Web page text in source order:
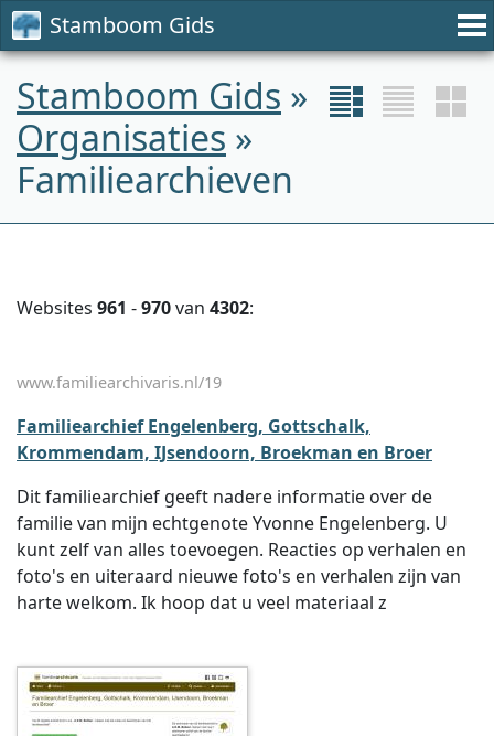
Stamboom Gids
Stamboom Gids »
Organisaties »
Familiearchieven
Websites 961 -970van 4302:
www.familiearchivaris.nl/19
Familiearchief Engelenberg, Gottschalk,
Krommendam, IJsendoorn, Broekman en Broer
Dit familiearchief geeft nadere informatie over de
familie van mijn echtgenote Yvonne Engelenberg. U
kunt zelf van alles toevoegen. Reacties op verhalen en
foto's en uiteraard nieuwe foto's en verhalen zijn van
harte welkom. Ik hoop dat u veel materiaal z